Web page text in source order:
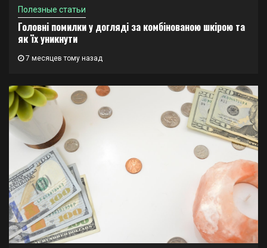
Полезные статьи
Головні помилки у догляді за комбінованою шкірою та
як їх уникнути
7 месяцев тому назад